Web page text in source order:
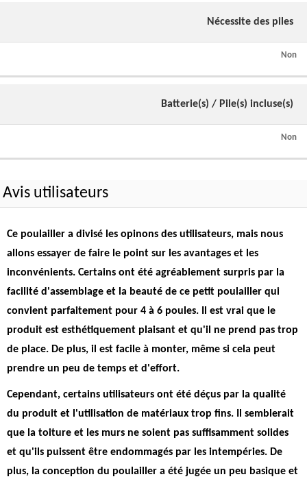
Nécessite des piles
Non
Batterie(s) / Pile(s) incluse(s)
Non
Avis utilisateurs
Ce poulailler a divisé les opinons des utilisateurs, mais nous
allons essayer de faire le point sur les avantages et les
inconvénients. Certains ont été agréablement surpris par la
facilité d'assemblage et la beauté de ce petit poulailler qui
convient parfaitement pour 4 à 6 poules. Il est vrai que le
produit est esthétiquement plaisant et qu'il ne prend pas trop
de place. De plus, il est facile à monter, même si cela peut
prendre un peu de temps et d'effort.
Cependant, certains utilisateurs ont été déçus par la qualité
du produit et l'utilisation de matériaux trop fins. Il semblerait
que la toiture et les murs ne soient pas suffisamment solides
et qu'ils puissent être endommagés par les intempéries. De
plus, la conception du poulailler a été jugée un peu basique et